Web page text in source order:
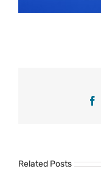
Related Posts